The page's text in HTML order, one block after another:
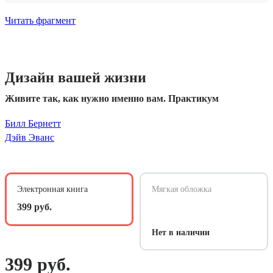
Читать фрагмент
Дизайн вашей жизни
Живите так, как нужно именно вам. Практикум
Билл Бернетт
Дэйв Эванс
Электронная книга
399 руб.
Мягкая обложка
Нет в наличии
399 руб.